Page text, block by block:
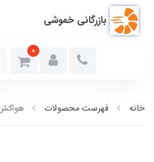
بازرگانی خموشی
0
خانه فهرست محصولات هواکش